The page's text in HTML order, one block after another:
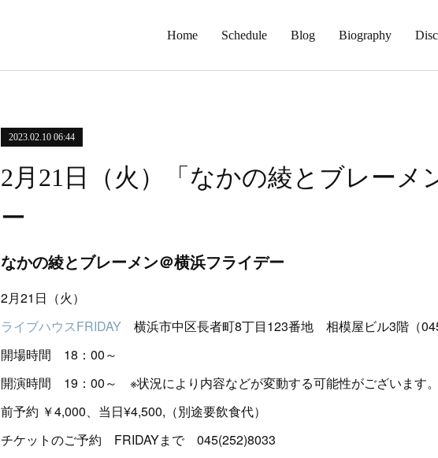
Home Schedule Blog Biography
2023.02.10 06:44
2月21日（火）「なかの綾とブレーメ
ー
なかの綾とブレーメン＠横浜フライデー
2月21日（火）
ライブハウスFRIDAY 横浜市中区長者町8丁目123番地 相模屋ビル3階（
開場時間 18：00～
開演時間 19：00～ ※状況により内容などが変動する可能性がございます。
前予約 ￥4,000、当日¥4,500,（別途要飲食代）
チケットのご予約 FRIDAYまで 045(252)8033